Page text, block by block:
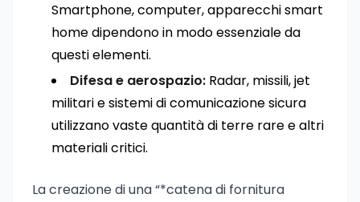
Smartphone, computer, apparecchi smart
home dipendono in modo essenziale da
questi elementi.
Difesa e aerospazio: Radar, missili, jet
militari e sistemi di comunicazione sicura
utilizzano vaste quantità di terre rare e altri
materiali critici.
La creazione di una “*catena di fornitura